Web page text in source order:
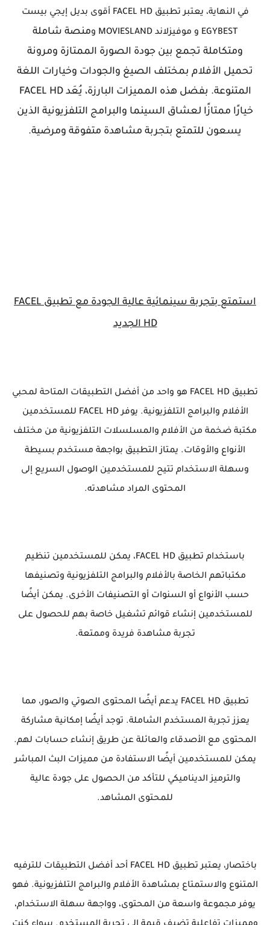
في النهاية، يعتبر تطبيق FACEL HD أقوى بديل إيجي بيست
EGYBEST و موفيزلاند MOVIESLAND و
منصة شاملة
ومتكاملة تجمع بين جودة الصورة الممتازة ومرونة
تحميل الأفلام بمختلف الصيغ والجودات وخيارات اللغة
المتنوعة. بفضل هذه المميزات البارزة، يُعَد FACEL HD
خيارًا ممتازًا لعشاق السينما والبرامج التلفزيونية الذين
يسعون للتمتع بتجربة مشاهدة متفوقة ومرضية.
استمتع بتجربة سينمائية عالية الجودة مع تطبيق FACEL
HD الجديد
تطبيق FACEL HD هو واحد من أفضل التطبيقات المتاحة لمحبي
الأفلام والبرامج التلفزيونية. يوفر FACEL HD للمستخدمين
مكتبة ضخمة من الأفلام والمسلسلات التلفزيونية من مختلف
الأنواع والأوقات. يمتاز التطبيق بواجهة مستخدم بسيطة
وسهلة الاستخدام تتيح للمستخدمين الوصول السريع إلى
المحتوى المراد مشاهدته.
باستخدام تطبيق FACEL HD، يمكن للمستخدمين تنظيم
مكتباتهم الخاصة بالأفلام والبرامج التلفزيونية وتصنيفها
حسب الأنواع أو السنوات أو التصنيفات الأخرى. يمكن أيضًا
للمستخدمين إنشاء قوائم تشغيل خاصة بهم للحصول على
تجربة مشاهدة فريدة وممتعة.
تطبيق FACEL HD يدعم أيضًا المحتوى الصوتي والصور، مما
يعزز تجربة المستخدم الشاملة. توجد أيضًا إمكانية مشاركة
المحتوى مع الأصدقاء والعائلة عن طريق إنشاء حسابات لهم.
يمكن للمستخدمين أيضًا الاستفادة من مميزات البث المباشر
والترميز الديناميكي للتأكد من الحصول على جودة عالية
للمحتوى المشاهد.
باختصار، يعتبر تطبيق FACEL HD أحد أفضل التطبيقات للترفيه
المتنوع والاستمتاع بمشاهدة الأفلام والبرامج التلفزيونية. فهو
يوفر مجموعة واسعة من المحتوى، وواجهة سهلة الاستخدام،